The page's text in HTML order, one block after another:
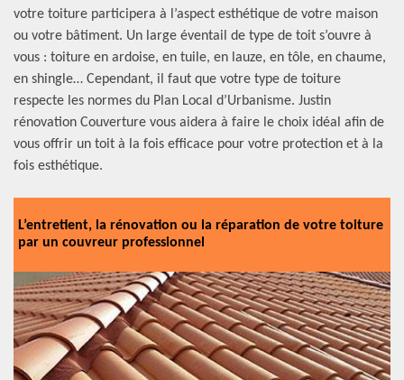
votre toiture participera à l’aspect esthétique de votre maison
ou votre bâtiment. Un large éventail de type de toit s’ouvre à
vous : toiture en ardoise, en tuile, en lauze, en tôle, en chaume,
en shingle… Cependant, il faut que votre type de toiture
respecte les normes du Plan Local d’Urbanisme. Justin
rénovation Couverture vous aidera à faire le choix idéal afin de
vous offrir un toit à la fois efficace pour votre protection et à la
fois esthétique.
L’entretient, la rénovation ou la réparation de votre toiture
par un couvreur professionnel